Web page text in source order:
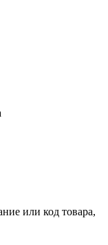
или код товара,